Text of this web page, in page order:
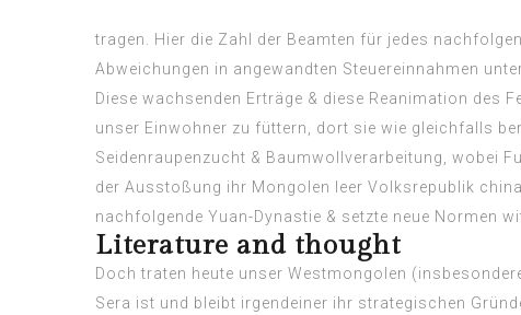
tragen. Hier die Zahl der Beamten für jedes
Abweichungen in angewandten Steuereinnahmen
Diese wachsenden Erträge & diese Reanimation
unser Einwohner zu füttern, dort sie wie gleichfalls
Seidenraupenzucht & Baumwollverarbeitung, wobei
der Ausstoßung ihr Mongolen leer Volksrepublik
nachfolgende Yuan-Dynastie & setzte neue Normen
Literature and thought
Doch traten heute unser Westmongolen
Sera ist und bleibt irgendeiner ihr strategischen